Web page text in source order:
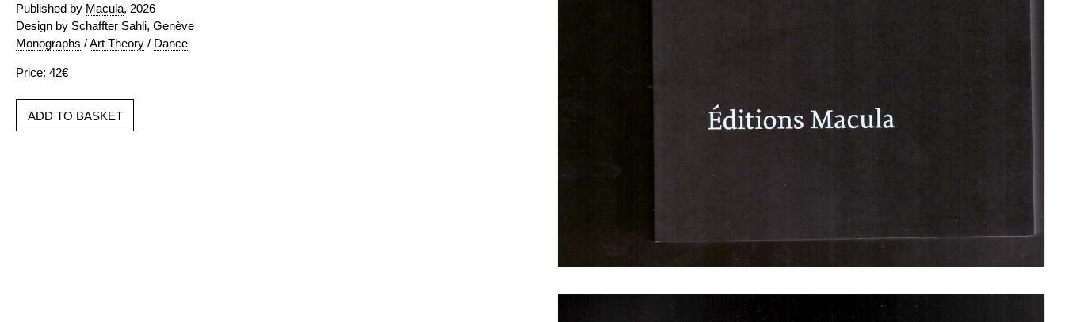
Published by Macula, 2026
Design by Schaffter Sahli, Genève
Monographs /Art Theory / Dance
Price: 42€
ADD TO BASKET